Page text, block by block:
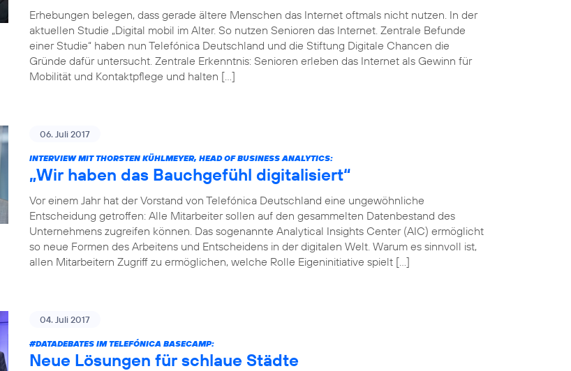
Erhebungen belegen, dass gerade ältere Menschen das Internet oftmals nicht nutzen. In der
aktuellen Studie „Digital mobil im Alter. So nutzen Senioren das Internet. Zentrale Befunde
einer Studie“ haben nun Telefónica Deutschland und die Stiftung Digitale Chancen die
Gründe dafür untersucht. Zentrale Erkenntnis: Senioren erleben das Internet als Gewinn für
Mobilität und Kontaktpflege und halten […]
06. Juli 2017
INTERVIEW MIT THORSTEN KÜHLMEYER, HEAD OF BUSINESS ANALYTICS:
„Wir haben das Bauchgefühl digitalisiert“
Vor einem Jahr hat der Vorstand von Telefónica Deutschland eine ungewöhnliche
Entscheidung getroffen: Alle Mitarbeiter sollen auf den gesammelten Datenbestand des
Unternehmens zugreifen können. Das sogenannte Analytical Insights Center (AIC) ermöglicht
so neue Formen des Arbeitens und Entscheidens in der digitalen Welt. Warum es sinnvoll ist,
allen Mitarbeitern Zugriff zu ermöglichen, welche Rolle Eigeninitiative spielt […]
04. Juli 2017
#DATADEBATES IM TELEFÓNICA BASECAMP:
Neue Lösungen für schlaue Städte